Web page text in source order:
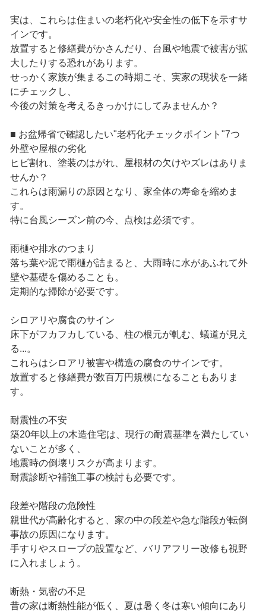
実は、これらは住まいの老朽化や安全性の低下を示すサ
インです。
放置すると修繕費がかさんだり、台風や地震で被害が拡
大したりする恐れがあります。
せっかく家族が集まるこの時期こそ、実家の現状を一緒
にチェックし、
今後の対策を考えるきっかけにしてみませんか？
■ お盆帰省で確認したい"老朽化チェックポイント"7つ
外壁や屋根の劣化
ヒビ割れ、塗装のはがれ、屋根材の欠けやズレはありま
せんか？
これらは雨漏りの原因となり、家全体の寿命を縮めま
す。
特に台風シーズン前の今、点検は必須です。
雨樋や排水のつまり
落ち葉や泥で雨樋が詰まると、大雨時に水があふれて外
壁や基礎を傷めることも。
定期的な掃除が必要です。
シロアリや腐食のサイン
床下がフカフカしている、柱の根元が軋む、蟻道が見え
る...。
これらはシロアリ被害や構造の腐食のサインです。
放置すると修繕費が数百万円規模になることもありま
す。
耐震性の不安
築20年以上の木造住宅は、現行の耐震基準を満たしてい
ないことが多く、
地震時の倒壊リスクが高まります。
耐震診断や補強工事の検討も必要です。
段差や階段の危険性
親世代が高齢化すると、家の中の段差や急な階段が転倒
事故の原因になります。
手すりやスロープの設置など、バリアフリー改修も視野
に入れましょう。
断熱・気密の不足
昔の家は断熱性能が低く、夏は暑く冬は寒い傾向にあり